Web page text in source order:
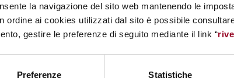
la navigazione del sito web mantenendo le
ordine ai cookies utilizzati dal sito è possibile
gestire le preferenze di seguito mediante il link “
Preferenze Statistiche